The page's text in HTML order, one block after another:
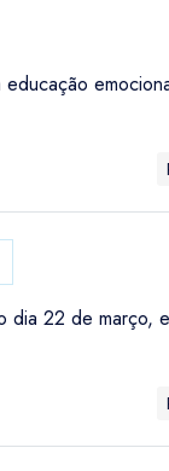
dia 22 de março,